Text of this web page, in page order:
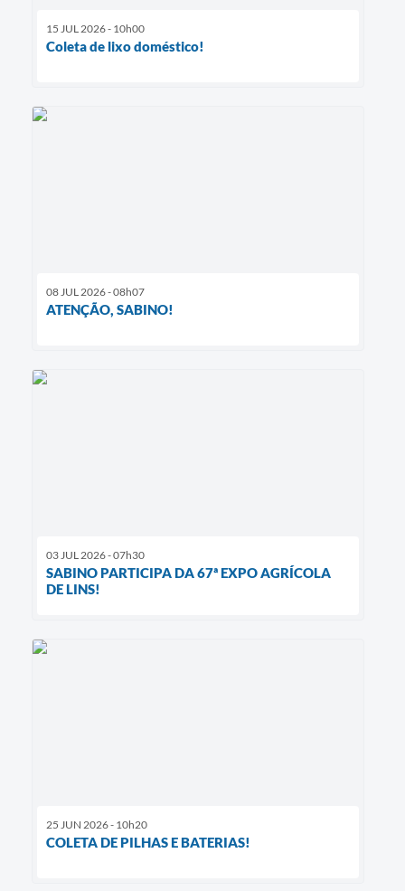
15 JUL 2026 - 10h00
Coleta de lixo doméstico!
08 JUL 2026 - 08h07
ATENÇÃO, SABINO!
03 JUL 2026 - 07h30
SABINO PARTICIPA DA 67ª EXPO AGRÍCOLA
DE LINS!
25 JUN 2026 - 10h20
COLETA DE PILHAS E BATERIAS!